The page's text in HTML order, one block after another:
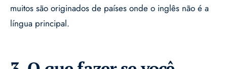
muitos são originados de países onde o inglês não é a
língua principal.